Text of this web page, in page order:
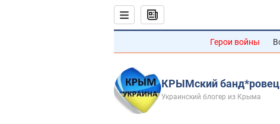
Герои войны
КРЫМский банд*ровец
Украинский блогер из Крыма